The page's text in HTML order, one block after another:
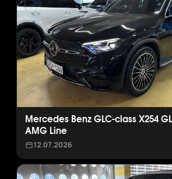
Mercedes Benz GLC-class X254
AMG Line
12.07.2026